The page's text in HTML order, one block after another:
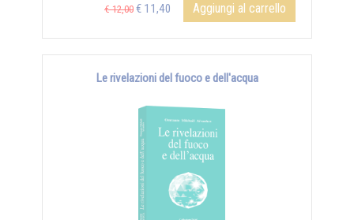
€ 12,00 € 11,40 Aggiungi al carrello
Le rivelazioni del fuoco e dell'acqua